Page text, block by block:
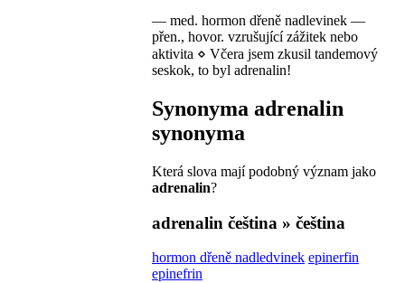
— med. hormon dřeně nadlevinek —
přen., hovor. vzrušující zážitek nebo
aktivita ⋄ Včera jsem zkusil tandemový
seskok, to byl adrenalin!
Synonyma adrenalin
synonyma
Která slova mají podobný význam jako
adrenalin?
adrenalin čeština » čeština
hormon dřeně nadledvinek epinerfin
epinefrin